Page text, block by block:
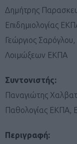
Δημήτρης
Επιδημιολογίας
Γεώργιος
Λοιμώξεων ΕΚΠΑ
Συντονιστής:
Παναγιώτης
Παθολογίας ΕΚΠΑ,
Περιγραφή: